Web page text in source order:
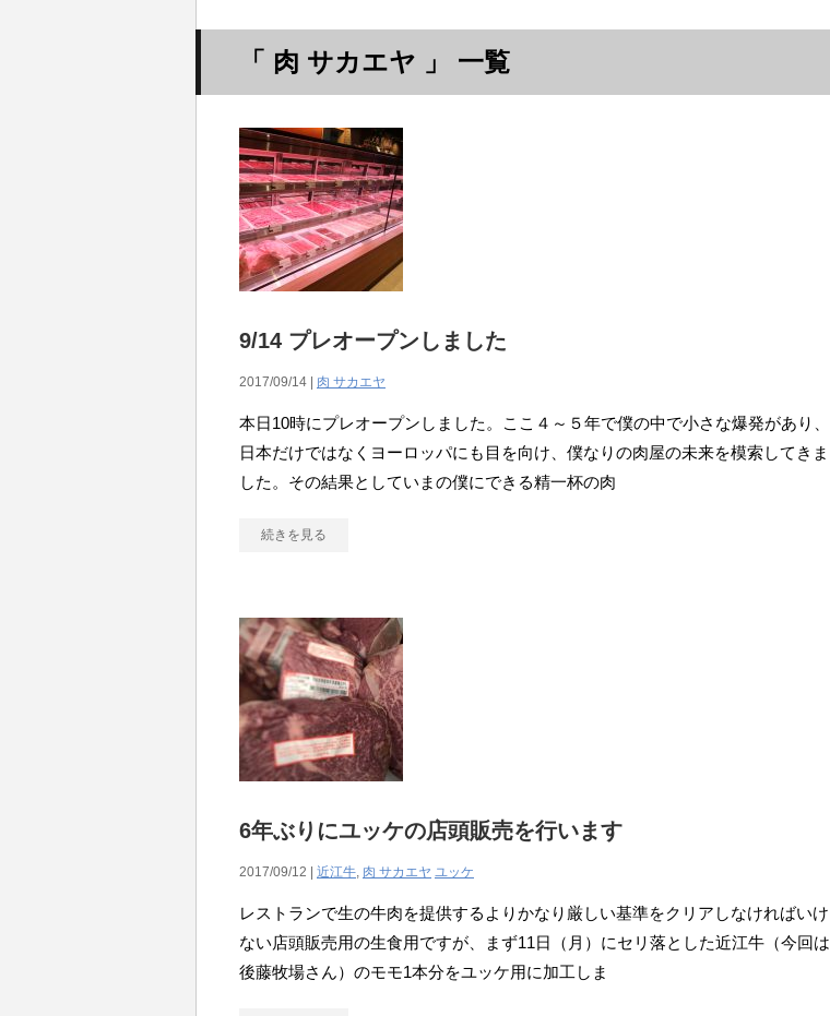
「 肉 サカエヤ 」 一覧
9/14 プレオープンしました
2017/09/14 | 肉 サカエヤ
本日10時にプレオープンしました。ここ４～５年で僕の中で小さな爆発があり、
日本だけではなくヨーロッパにも目を向け、僕なりの肉屋の未来を模索してきま
した。その結果としていまの僕にできる精一杯の肉
続きを見る
6年ぶりにユッケの店頭販売を行います
2017/09/12 | 近江牛, 肉 サカエヤ ユッケ
レストランで生の牛肉を提供するよりかなり厳しい基準をクリアしなければいけ
ない店頭販売用の生食用ですが、まず11日（月）にセリ落とした近江牛（今回は
後藤牧場さん）のモモ1本分をユッケ用に加工しま